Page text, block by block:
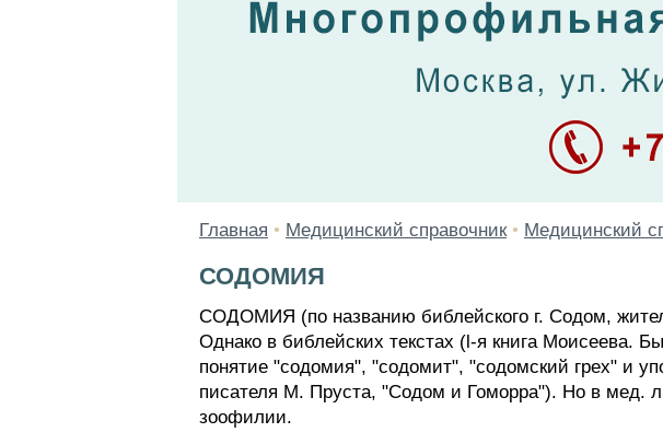
Главная • Медицинский справочник • Медицинский
СОДОМИЯ
СОДОМИЯ (по названию библейского г. Содом,
Однако в библейских текстах (l-я книга Моисеева.
понятие "содомия", "содомит", "содомский грех" и
писателя М. Пруста, "Содом и Гоморра"). Но в мед.
зоофилии.